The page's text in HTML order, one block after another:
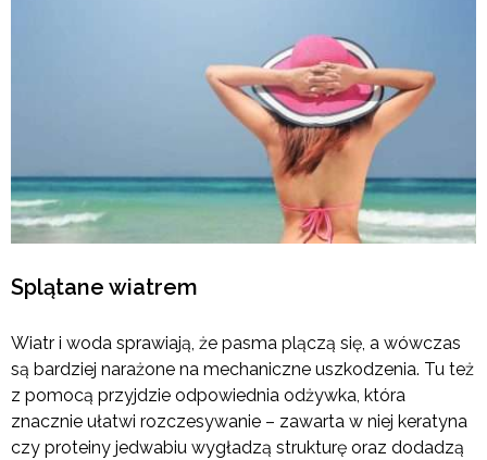
Splątane wiatrem
Wiatr i woda sprawiają, że pasma plączą się, a wówczas
są bardziej narażone na mechaniczne uszkodzenia. Tu też
z pomocą przyjdzie odpowiednia odżywka, która
znacznie ułatwi rozczesywanie – zawarta w niej keratyna
czy proteiny jedwabiu wygładzą strukturę oraz dodadzą